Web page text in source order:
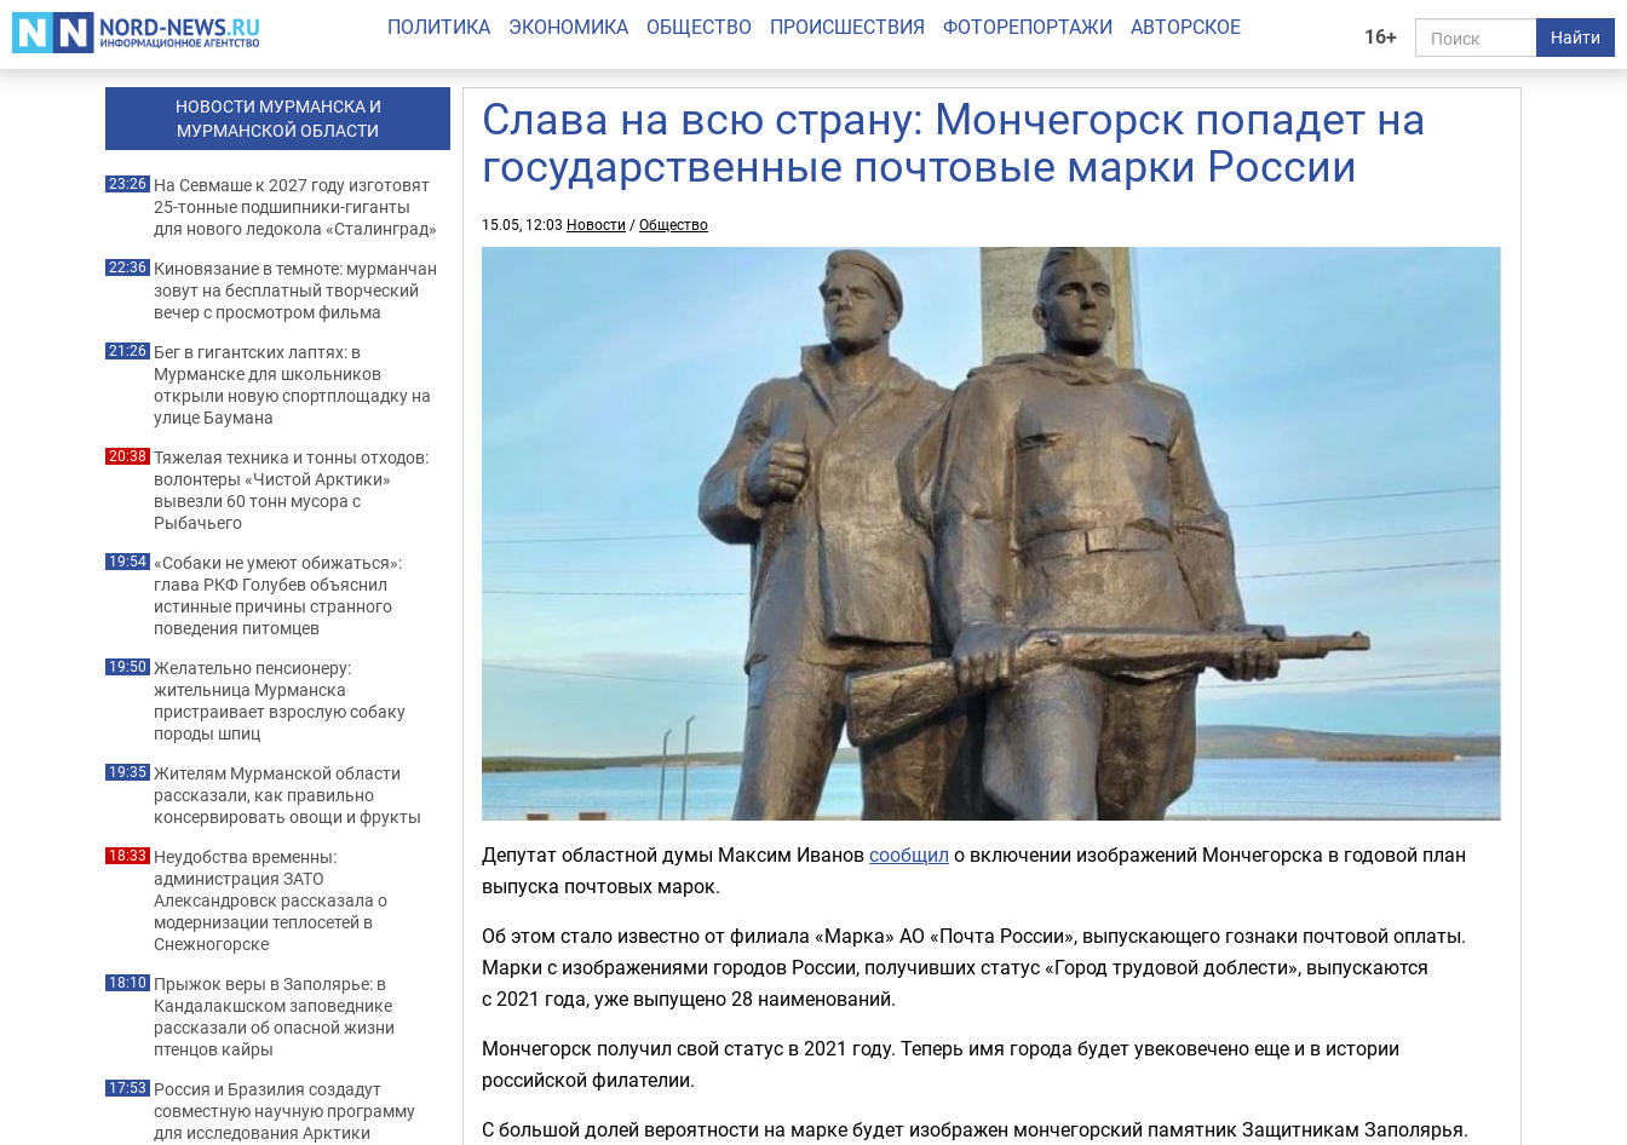
16+ Найти
ПОЛИТИКА ЭКОНОМИКА ОБЩЕСТВО ПРОИСШЕСТВИЯ ФОТОРЕПОРТАЖИ АВТОРСКОЕ
Слава на всю страну: Мончегорск попадет на
государственные почтовые марки России
15.05, 12:03 Новости /Общество
Депутат областной думы Максим Ивановсообщил о включении изображений Мончегорска в годовой план
выпуска почтовых марок.
Об этом стало известно от филиала «Марка» АО «Почта России», выпускающего гознаки почтовой оплаты.
Марки с изображениями городов России, получивших статус «Город трудовой доблести», выпускаются
с 2021 года, уже выпущено 28 наименований.
Мончегорск получил свой статус в 2021 году. Теперь имя города будет увековечено еще и в истории
российской филателии.
С большой долей вероятности на марке будет изображен мончегорский памятник Защитникам Заполярья.
НОВОСТИ МУРМАНСКА И
МУРМАНСКОЙ ОБЛАСТИ
23:26 На Севмаше к 2027 году изготовят
25-тонные подшипники-гиганты
для нового ледокола «Сталинград»
22:36 Киновязание в темноте: мурманчан
зовут на бесплатный творческий
вечер с просмотром фильма
21:26 Бег в гигантских лаптях: в
Мурманске для школьников
открыли новую спортплощадку на
улице Баумана
20:38 Тяжелая техника и тонны отходов:
волонтеры «Чистой Арктики»
вывезли 60 тонн мусора с
Рыбачьего
19:54 «Собаки не умеют обижаться»:
глава РКФ Голубев объяснил
истинные причины странного
поведения питомцев
19:50 Желательно пенсионеру:
жительница Мурманска
пристраивает взрослую собаку
породы шпиц
19:35 Жителям Мурманской области
рассказали, как правильно
консервировать овощи и фрукты
18:33 Неудобства временны:
администрация ЗАТО
Александровск рассказала о
модернизации теплосетей в
Снежногорске
18:10 Прыжок веры в Заполярье: в
Кандалакшском заповеднике
рассказали об опасной жизни
птенцов кайры
17:53 Россия и Бразилия создадут
совместную научную программу
для исследования Арктики